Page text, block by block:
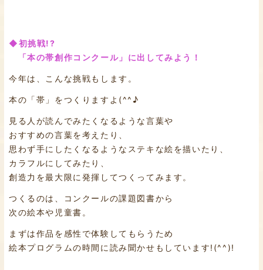
◆初挑戦!?
「本の帯創作コンクール」に出してみよう！
今年は、こんな挑戦もします。
本の「帯」をつくりますよ(^^♪
見る人が読んでみたくなるような言葉や
おすすめの言葉を考えたり、
思わず手にしたくなるようなステキな絵を描いたり、
カラフルにしてみたり、
創造力を最大限に発揮してつくってみます。
つくるのは、コンクールの課題図書から
次の絵本や児童書。
まずは作品を感性で体験してもらうため
絵本プログラムの時間に読み聞かせもしています!(^^)!